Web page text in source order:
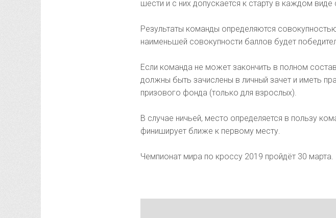
шести и с них допускается к старту в каждом
Результаты команды определяются
наименьшей совокупности баллов будет
Если команда не может закончить в полном
должны быть зачислены в личный зачет и иметь
призового фонда (только для взрослых).
В случае ничьей, место определяется в пользу
финиширует ближе к первому месту.
Чемпионат мира по кроссу 2019 пройдёт 30 марта.